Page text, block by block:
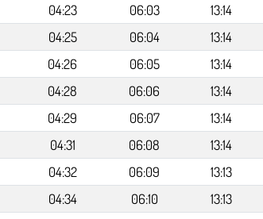
04:23 06:03
13:14
04:25 06:04
13:14
04:26 06:05
13:14
04:28 06:06
13:14
04:29 06:07
13:14
04:31 06:08
13:14
04:32 06:09
13:13
04:34 06:10
13:13